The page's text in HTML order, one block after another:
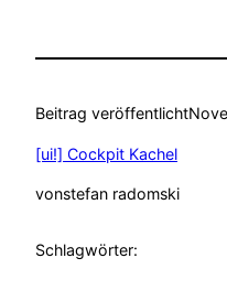
Beitrag veröffentlicht
[ui!] Cockpit Kachel
vonstefan radomski
Schlagwörter: